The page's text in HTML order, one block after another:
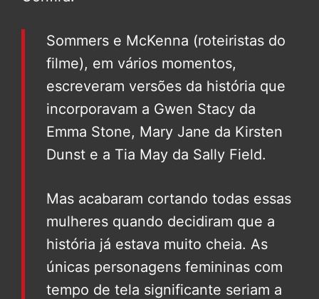
Sommers e McKenna (roteiristas do
filme), em vários momentos,
escreveram versões da história que
incorporavam a Gwen Stacy da
Emma Stone, Mary Jane da Kirsten
Dunst e a Tia May da Sally Field.
Mas acabaram cortando todas essas
mulheres quando decidiram que a
história já estava muito cheia. As
únicas personagens femininas com
tempo de tela significante seriam a